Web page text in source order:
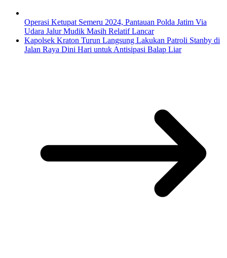
Operasi Ketupat Semeru 2024, Pantauan Polda Jatim Via
Udara Jalur Mudik Masih Relatif Lancar
Kapolsek Kraton Turun Langsung Lakukan Patroli Stanby di
Jalan Raya Dini Hari untuk Antisipasi Balap Liar